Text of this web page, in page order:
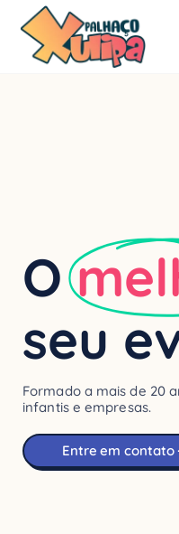
O
seu
Formado a mais de 20
infantis e empresas.
Entre em